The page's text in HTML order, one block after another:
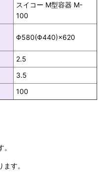
スイコー M型容器 M-
100
Φ580(Φ440)×620
2.5
3.5
100
す。